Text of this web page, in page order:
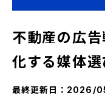
『SUNGROVE』につ
不動産の広
化する媒体
最終更新日： 2026/